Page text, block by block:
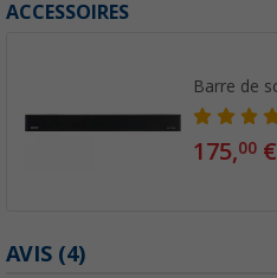
ACCESSOIRES
Barre de
175,00 €
AVIS (4)